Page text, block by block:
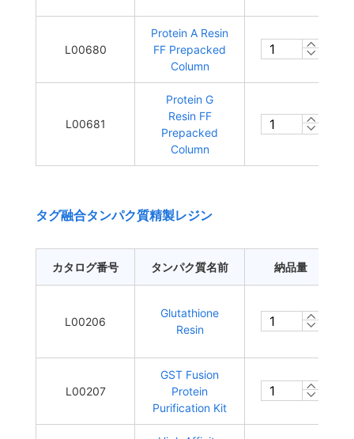
L00680
Protein A Resin
FF Prepacked
Column
L00681
Protein G
Resin FF
Prepacked
Column
タグ融合タンパク質精製レジン
カタログ番号 タンパク質名前 納品量
L00206
Glutathione
Resin
L00207
GST Fusion
Protein
Purification Kit